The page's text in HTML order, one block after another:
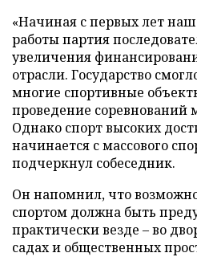
«Начиная с первых лет
работы партия
увеличения
отрасли. Государство
многие спортивные
проведение соревнований
Однако спорт высоких
начинается с массового
подчеркнул собеседник.
Он напомнил, что
спортом должна быть
практически везде – во
садах и общественных